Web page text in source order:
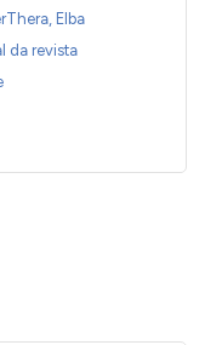
Elba
da revista